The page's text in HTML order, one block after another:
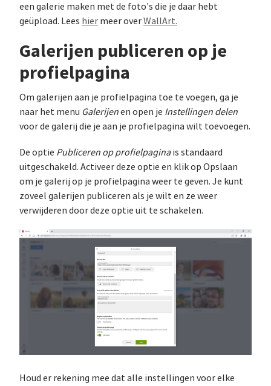
een galerie maken met de foto's die je daar hebt
geüpload. Lees hier meer overWallArt.
Galerijen publiceren op je
profielpagina
Om galerijen aan je profielpagina toe te voegen, ga je
naar het menu Galerijenen open je Instellingen delen
voor de galerij die je aan je profielpagina wilt toevoegen.
De optie Publiceren op profielpaginais standaard
uitgeschakeld. Activeer deze optie en klik op Opslaan
om je galerij op je profielpagina weer te geven. Je kunt
zoveel galerijen publiceren als je wilt en ze weer
verwijderen door deze optie uit te schakelen.
Houd er rekening mee dat alle instellingen voor elke